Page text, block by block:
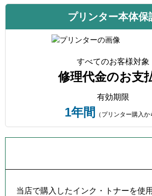
プリンター本体保
すべてのお客様対象
修理代金のお支
有効期限
1年間 （プリンター購入か
当店で購入したインク・トナーを使